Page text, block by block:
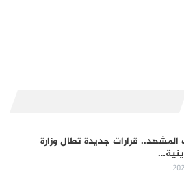
المشهد.. قرارات جديدة تطال وزارة